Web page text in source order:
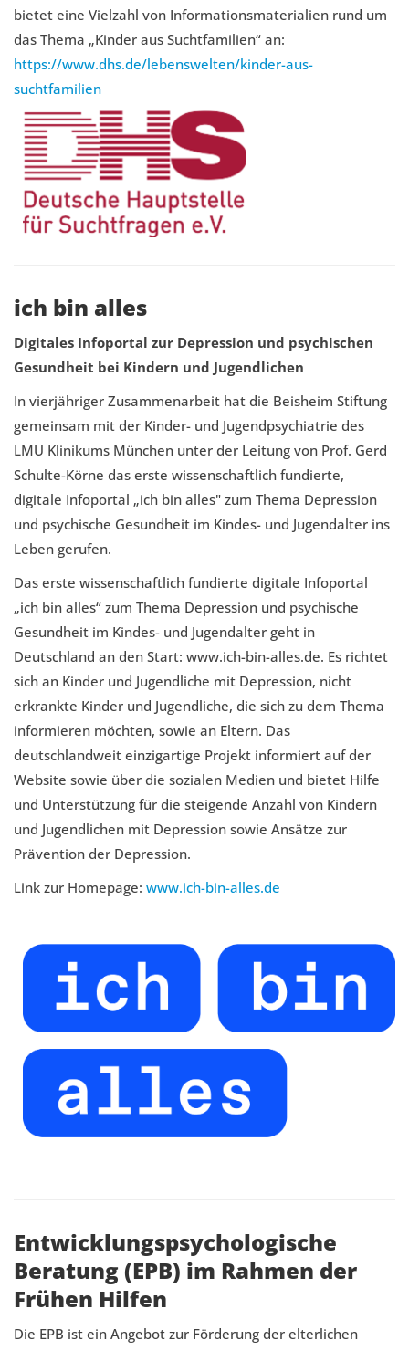
bietet eine Vielzahl von Informationsmaterialien rund um
das Thema „Kinder aus Suchtfamilien“ an:
https://www.dhs.de/lebenswelten/kinder-aus-
suchtfamilien
ich bin alles
Digitales Infoportal zur Depression und psychischen
Gesundheit bei Kindern und Jugendlichen
In vierjähriger Zusammenarbeit hat die Beisheim Stiftung
gemeinsam mit der Kinder- und Jugendpsychiatrie des
LMU Klinikums München unter der Leitung von Prof. Gerd
Schulte-Körne das erste wissenschaftlich fundierte,
digitale Infoportal „ich bin alles" zum Thema Depression
und psychische Gesundheit im Kindes- und Jugendalter ins
Leben gerufen.
Das erste wissenschaftlich fundierte digitale Infoportal
„ich bin alles“ zum Thema Depression und psychische
Gesundheit im Kindes- und Jugendalter geht in
Deutschland an den Start: www.ich-bin-alles.de. Es richtet
sich an Kinder und Jugendliche mit Depression, nicht
erkrankte Kinder und Jugendliche, die sich zu dem Thema
informieren möchten, sowie an Eltern. Das
deutschlandweit einzigartige Projekt informiert auf der
Website sowie über die sozialen Medien und bietet Hilfe
und Unterstützung für die steigende Anzahl von Kindern
und Jugendlichen mit Depression sowie Ansätze zur
Prävention der Depression.
Link zur Homepage: www.ich-bin-alles.de
Entwicklungspsychologische
Beratung (EPB) im Rahmen der
Frühen Hilfen
Die EPB ist ein Angebot zur Förderung der elterlichen